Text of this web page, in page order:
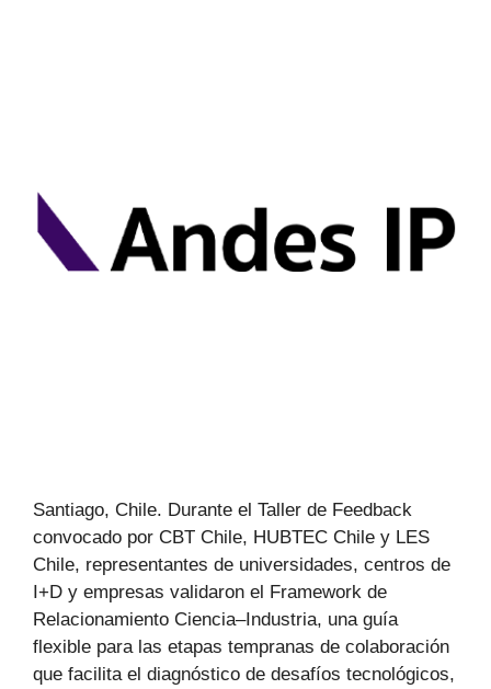
Santiago, Chile. Durante el Taller de Feedback
convocado por CBT Chile, HUBTEC Chile y LES
Chile, representantes de universidades, centros de
I+D y empresas validaron el Framework de
Relacionamiento Ciencia–Industria, una guía
flexible para las etapas tempranas de colaboración
que facilita el diagnóstico de desafíos tecnológicos,